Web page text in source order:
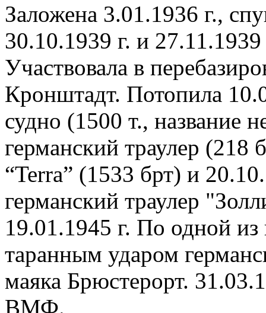
Заложена 3.01.1936 г.,
30.10.1939 г. и
Участвовала в
Кронштадт. Потопила
судно (1500 т., название
германский траулер (218
“Terra” (1533 брт) и
германский траулер
19.01.1945 г. По одной из
таранным ударом
маяка Брюстерорт.
ВМФ.